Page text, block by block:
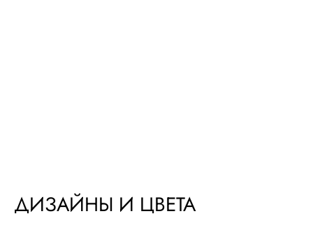
ДИЗАЙНЫ И ЦВЕТА